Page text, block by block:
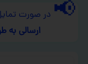
📢 در صورت
ارسالی به